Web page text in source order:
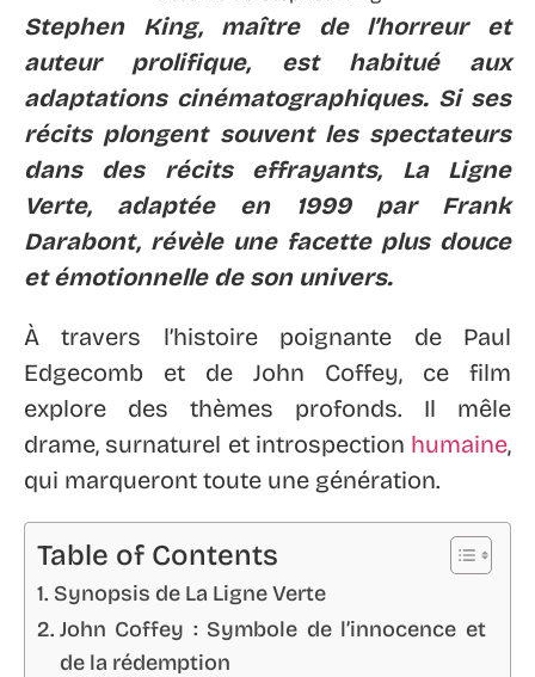
Stephen King, maître de l’horreur et
auteur prolifique, est habitué aux
adaptations cinématographiques. Si ses
récits plongent souvent les spectateurs
dans des récits effrayants, La Ligne
Verte, adaptée en 1999 par Frank
Darabont, révèle une facette plus douce
et émotionnelle de son univers.
À travers l’histoire poignante de Paul
Edgecomb et de John Coffey, ce film
explore des thèmes profonds. Il mêle
drame, surnaturel et introspection humaine,
qui marqueront toute une génération.
Table of Contents
Synopsis de La Ligne Verte
John Coffey : Symbole de l’innocence et
de la rédemption